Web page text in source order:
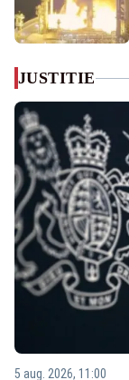
JUSTITIE
5 aug. 2026, 11:00